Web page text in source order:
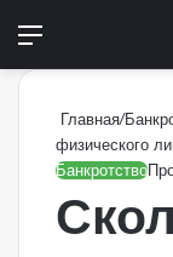
Меню
Главная/
физического
Банкротство